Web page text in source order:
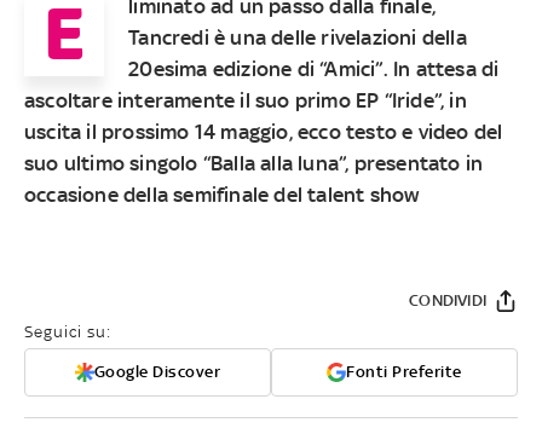
E
liminato ad un passo dalla finale,
Tancredi è una delle rivelazioni della
20esima edizione di “Amici”. In attesa di
ascoltare interamente il suo primo EP “Iride”, in
uscita il prossimo 14 maggio, ecco testo e video del
suo ultimo singolo “Balla alla luna”, presentato in
occasione della semifinale del talent show
Seguici su:
Google Discover Fonti Preferite
CONDIVIDI